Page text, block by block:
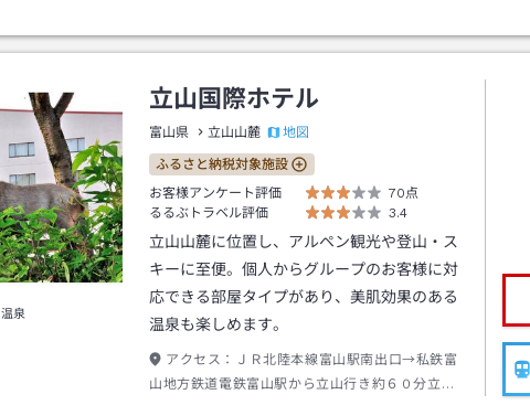
温泉
立山国際ホテル
富山県 立山山麓 地図
ふるさと納税対象施設
お客様アンケート評価
70点
るるぶトラベル評価
3.4
立山山麓に位置し、アルペン観光や登山・ス
キーに至便。個人からグループのお客様に対
応できる部屋タイプがあり、美肌効果のある
温泉も楽しめます。
アクセス：
ＪＲ北陸本線富山駅南出口→私鉄富
山地方鉄道電鉄富山駅から立山行き約６０分立山